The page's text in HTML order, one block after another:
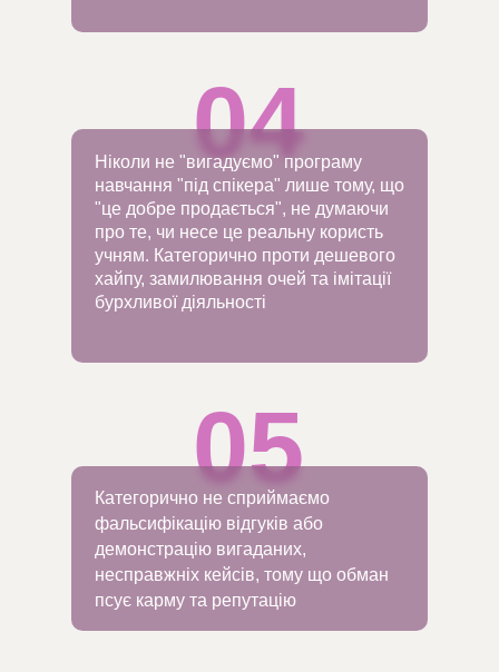
05
04
Ніколи не "вигадуємо" програму
навчання "під спікера" лише тому, що
"це добре продається", не думаючи
про те, чи несе це реальну користь
учням. Категорично проти дешевого
хайпу, замилювання очей та імітації
бурхливої діяльності
Категорично не сприймаємо
фальсифікацію відгуків або
демонстрацію вигаданих,
несправжніх кейсів, тому що обман
псує карму та репутацію